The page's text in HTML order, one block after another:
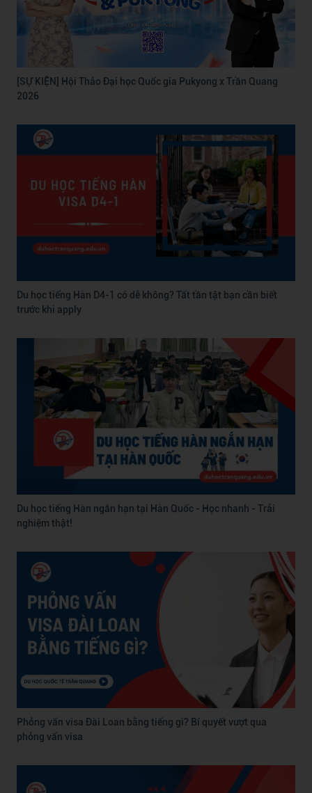
[SỰ KIỆN] Hội Thảo Đại học Quốc gia Pukyong x Trần Quang
2026
Du học tiếng Hàn D4-1 có dễ không? Tất tần tật bạn cần biết
trước khi apply
Du học tiếng Hàn ngắn hạn tại Hàn Quốc - Học nhanh - Trải
nghiệm thật!
Phỏng vấn visa Đài Loan bằng tiếng gì? Bí quyết vượt qua
phỏng vấn visa